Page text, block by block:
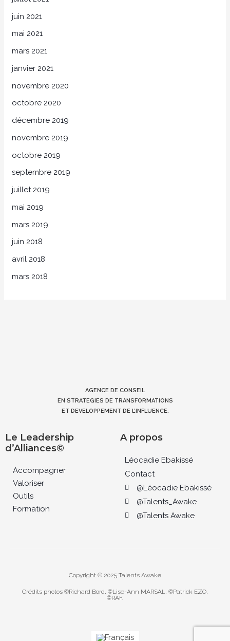
juin 2021
mai 2021
mars 2021
janvier 2021
novembre 2020
octobre 2020
décembre 2019
novembre 2019
octobre 2019
septembre 2019
juillet 2019
mai 2019
mars 2019
juin 2018
avril 2018
mars 2018
AGENCE DE CONSEIL
EN STRATEGIES DE TRANSFORMATIONS
ET DEVELOPPEMENT DE L’INFLUENCE.
Le Leadership
d’Alliances©
Accompagner
Valoriser
Outils
Formation
A propos
Léocadie Ebakissé
Contact
@Léocadie Ebakissé
@Talents_Awake
@Talents Awake
Copyright © 2025 Talents Awake
Crédits photos ©Richard Bord, ©Lise-Ann MARSAL, ©Patrick EZO,
©RAF.